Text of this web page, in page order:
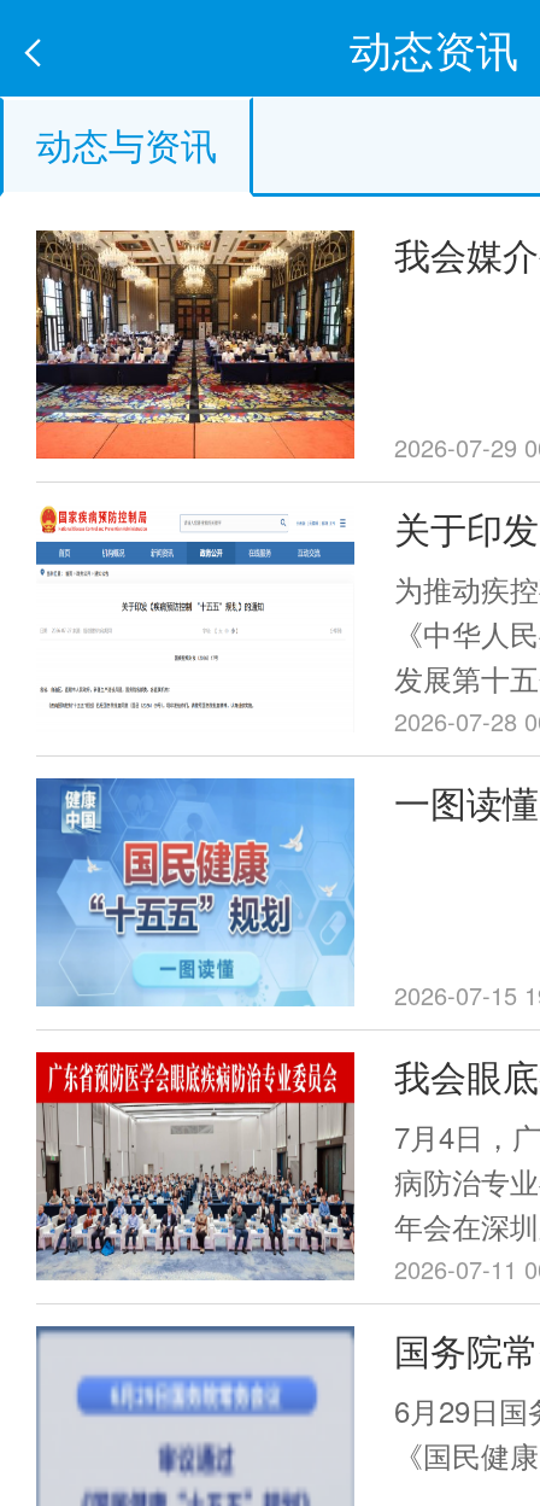
动态资讯
动态与资讯
我会媒
2026-07-29
关于印
“十五五
为推动疾
《中华人
发展第十
《“健康中
定本规划。
2026-07-28
一图读
2026-07-15
我会眼
会成立
利召开
7月4日，
病防治专
年会在深
关领域的
堂，共同
底疾病防
称“专委会
2026-07-11
国务院
民健康“
6月29日
《国民健